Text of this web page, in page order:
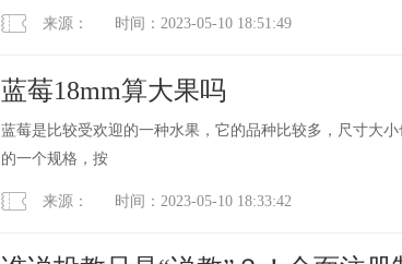
来源： 时间：2023-05-10 18:51:49
蓝莓18mm算大果吗
蓝莓是比较受欢迎的一种水果，它的品种比较多，尺寸大
的一个规格，按
来源： 时间：2023-05-10 18:33:42